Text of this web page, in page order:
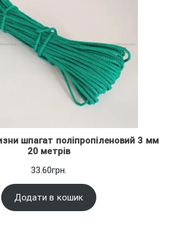
шпагат поліпропіленовий 3 мм
20 метрів
33.60грн.
Додати в кошик